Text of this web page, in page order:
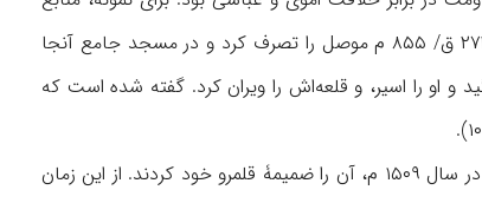
تاریخی اشاره می‌کنند که شداد کردی، فرمانروای حسنیه از یاران هارون شاری، رهبر خوارج بود که در ۲۷۲ ق/ ۸۵۵ م موصل را تصرف کرد و در مسجد جامع آنجا
۹۰۲ م)، در ذیقعدۀ ۲۸۱/ ژانویۀ ۸۹۵، با شداد کردی جنگید و او را اسیر، و قلعه‌اش را ویران کرد. گفته شده است که
زاخو در دورۀ ایلخانی (۶۵۴-۷۳۵ ق/ ۱۲۵۶-۱۳۳۵ م)، مرکز امارت سندیان شد و سرانجام، امرای بهدینان در سال ۱۵۰۹ م، آن را ضمیمۀ قلمرو خود کردند. از این زمان